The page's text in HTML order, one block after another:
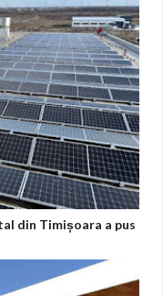
din Timișoara a pus